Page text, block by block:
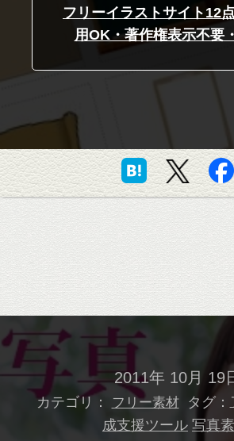
フリーイラストサイト12
用OK・著作権表示不要
2011年 10月 19
カテゴリ： フリー素材 タグ：
成支援ツール 写真